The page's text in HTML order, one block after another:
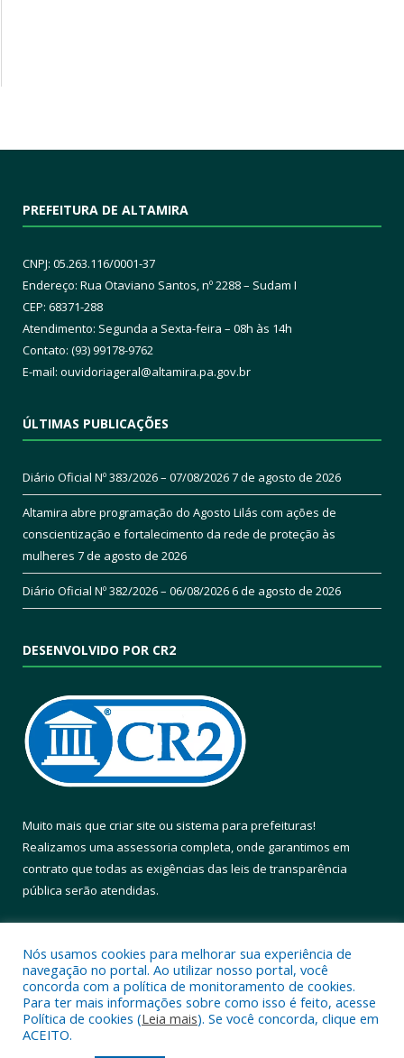
PREFEITURA DE ALTAMIRA
CNPJ: 05.263.116/0001-37
Endereço: Rua Otaviano Santos, nº 2288 – Sudam I
CEP: 68371-288
Atendimento: Segunda a Sexta-feira – 08h às 14h
Contato: (93) 99178-9762
E-mail: ouvidoriageral@altamira.pa.gov.br
ÚLTIMAS PUBLICAÇÕES
Diário Oficial Nº 383/2026 – 07/08/20267 de agosto de 2026
Altamira abre programação do Agosto Lilás com ações de
conscientização e fortalecimento da rede de proteção às
mulheres 7 de agosto de 2026
Diário Oficial Nº 382/2026 – 06/08/20266 de agosto de 2026
DESENVOLVIDO POR CR2
Muito mais que criar site ou sistema para prefeituras!
Realizamos uma assessoria completa, onde garantimos em
contrato que todas as exigências das leis de transparência
pública serão atendidas.
Todos os direitos reservados a Prefeitura Municipal de Altamira.
Nós usamos cookies para melhorar sua experiência de
navegação no portal. Ao utilizar nosso portal, você
concorda com a política de monitoramento de cookies.
Para ter mais informações sobre como isso é feito, acesse
Política de cookies (Leia mais). Se você concorda, clique em
ACEITO.